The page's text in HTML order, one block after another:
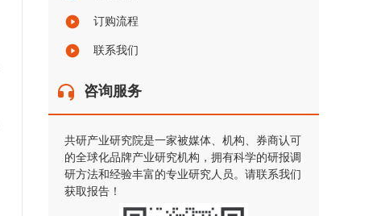
订购流程
联系我们
咨询服务
共研产业研究院是一家被媒体、机构、券商认可
的全球化品牌产业研究机构，拥有科学的研报调
研方法和经验丰富的专业研究人员。请联系我们
获取报告！